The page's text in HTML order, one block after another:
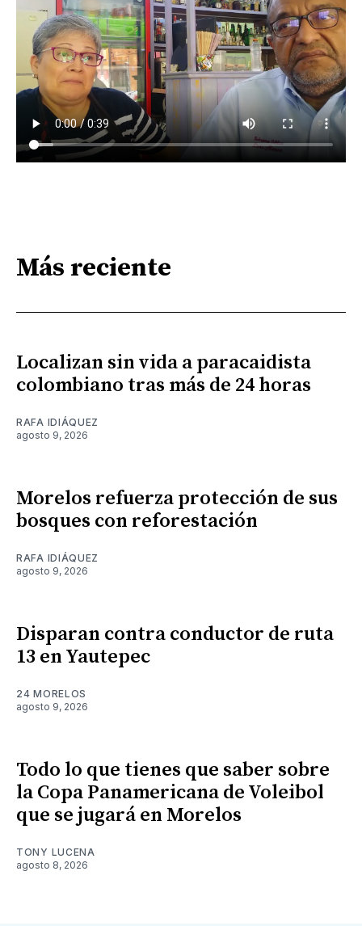
Más reciente
Localizan sin vida a paracaidista
colombiano tras más de 24 horas
RAFA IDIÁQUEZ
agosto 9, 2026
Morelos refuerza protección de sus
bosques con reforestación
RAFA IDIÁQUEZ
agosto 9, 2026
Disparan contra conductor de ruta
13 en Yautepec
24 MORELOS
agosto 9, 2026
Todo lo que tienes que saber sobre
la Copa Panamericana de Voleibol
que se jugará en Morelos
TONY LUCENA
agosto 8, 2026